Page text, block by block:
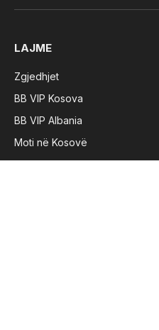
LAJME
Zgjedhjet
BB VIP Kosova
BB VIP Albania
Moti në Kosovë
Moti në Shqipëri